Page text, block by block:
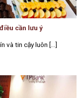
cần lưu ý
và tin cậy luôn [...]